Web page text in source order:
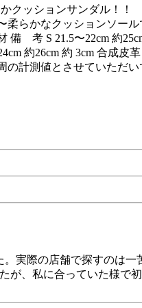
わらかクッションサン
らかなクッションソー
S 21.5〜22cm 約
約26cm 約 3cm 合成皮
外周の計測値とさせて
実際の店舗で探すのは一
が、私に合っていた様で